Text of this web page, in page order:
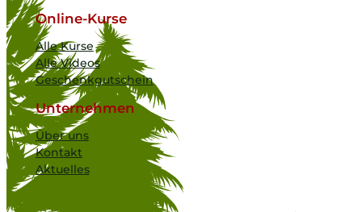
Online-Kurse
Alle Kurse
Alle Videos
Geschenkgutschein
Unternehmen
Über uns
Kontakt
Aktuelles